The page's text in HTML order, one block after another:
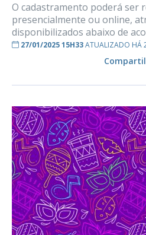
O cadastramento poderá ser
presencialmente ou online,
disponibilizados abaixo de
27/01/2025 15H33ATUALIZADO HÁ